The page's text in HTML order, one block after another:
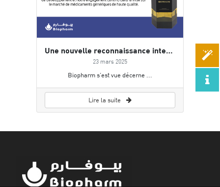
Une nouvelle reconnaissance internationnale pour biopharm
23 mars 2025
Biopharm s’est vue décerne ...
Lire la suite